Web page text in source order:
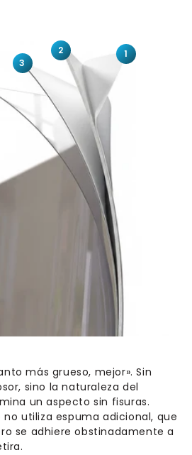
1
2
3
más grueso, mejor». Sin
sino la naturaleza del
un aspecto sin fisuras.
utiliza espuma adicional, que
se adhiere obstinadamente a